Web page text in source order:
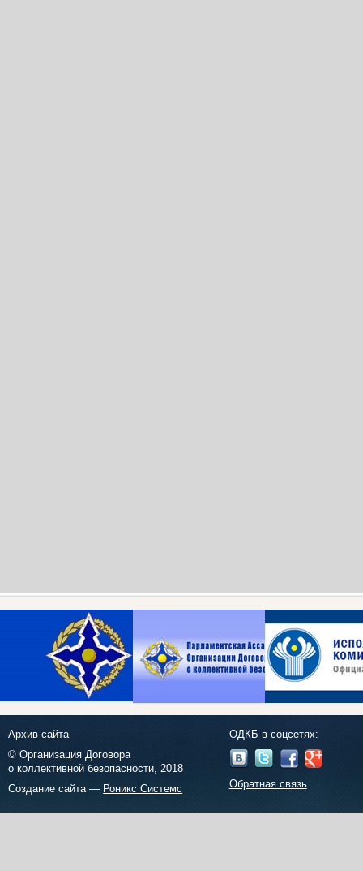
Архив сайта
© Организация Договора
о коллективной безопасности, 2018
Создание сайта — Роникс Системс
ОДКБ в соцсетях:
Обратная связь